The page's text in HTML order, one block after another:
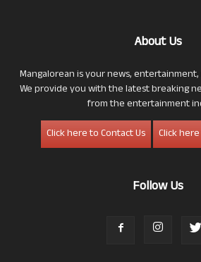
About Us
Mangalorean is your news,
We provide you with the latest breaking
from the entertainment
Click here to Contact Us
Click
Follow Us